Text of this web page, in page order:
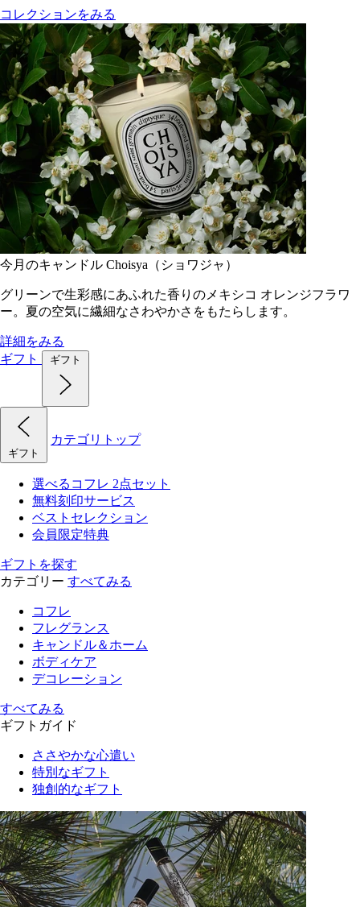
コレクションをみる
今月のキャンドル Choisya（ショワジャ）
グリーンで生彩感にあふれた香りのメキシコ オレンジフラワ
ー。夏の空気に繊細なさわやかさをもたらします。
詳細をみる
ギフト
ギフト
ギフト
カテゴリトップ
選べるコフレ 2点セット
無料刻印サービス
ベストセレクション
会員限定特典
ギフトを探す
カテゴリー すべてみる
コフレ
フレグランス
キャンドル＆ホーム
ボディケア
デコレーション
すべてみる
ギフトガイド
ささやかな心遣い
特別なギフト
独創的なギフト